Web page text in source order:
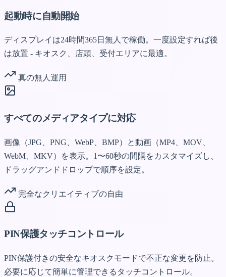
起動時に自動開始
ディスプレイは24時間365日無人で稼働。一度設定すれば後
は放置 - キオスク、店頭、受付エリアに最適。
真の無人運用
すべてのメディアタイプに対応
画像（JPG、PNG、WebP、BMP）と動画（MP4、MOV、
WebM、MKV）を表示。1〜60秒の間隔をカスタマイズし、
ドラッグアンドドロップで順序を設定。
完全なクリエイティブの自由
PIN保護タッチコントロール
PIN保護付きの安全なキオスクモードで不正な変更を防止。
必要に応じて簡単に管理できるタッチコントロール。